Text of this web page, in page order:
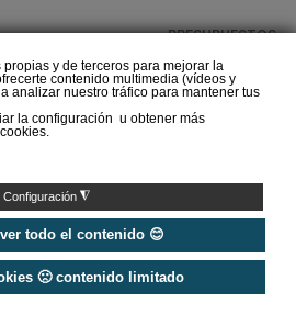
y de terceros para mejorar la
contenido multimedia (vídeos y
analizar nuestro tráfico para mantener tus
la configuración u obtener más
Configuración ◮
todo el contenido 😊
🙁 contenido limitado
PRESUPUESTOS
para visitantes
/